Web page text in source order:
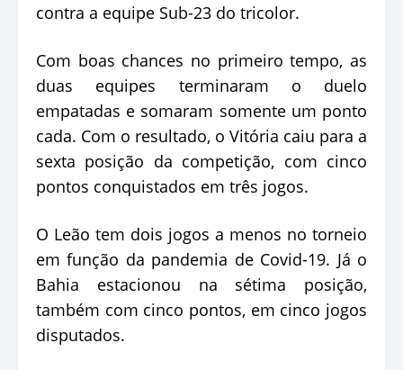
contra a equipe Sub-23 do tricolor.
Com boas chances no primeiro tempo, as
duas equipes terminaram o duelo
empatadas e somaram somente um ponto
cada. Com o resultado, o Vitória caiu para a
sexta posição da competição, com cinco
pontos conquistados em três jogos.
O Leão tem dois jogos a menos no torneio
em função da pandemia de Covid-19. Já o
Bahia estacionou na sétima posição,
também com cinco pontos, em cinco jogos
disputados.